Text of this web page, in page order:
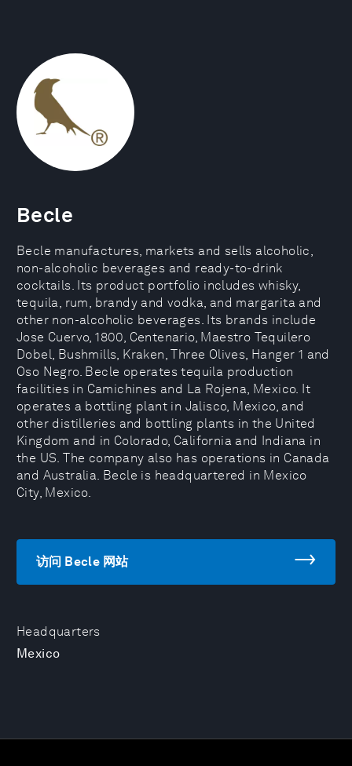
Headquarters
Mexico
Becle
Becle manufactures, markets and sells alcoholic,
non-alcoholic beverages and ready-to-drink
cocktails. Its product portfolio includes whisky,
tequila, rum, brandy and vodka, and margarita and
other non-alcoholic beverages. Its brands include
Jose Cuervo, 1800, Centenario, Maestro Tequilero
Dobel, Bushmills, Kraken, Three Olives, Hanger 1 and
Oso Negro. Becle operates tequila production
facilities in Camichines and La Rojena, Mexico. It
operates a bottling plant in Jalisco, Mexico, and
other distilleries and bottling plants in the United
Kingdom and in Colorado, California and Indiana in
the US. The company also has operations in Canada
and Australia. Becle is headquartered in Mexico
City, Mexico.
访问 Becle 网站